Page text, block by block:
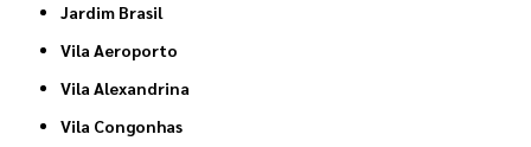
Jardim Brasil
Vila Aeroporto
Vila Alexandrina
Vila Congonhas